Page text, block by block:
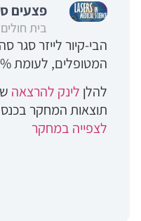
פצעים
בית
המטופלים, לעומת 16% בקבוצת הביקורת.
להלן לינק להרצאה
תוצאות המחקר
לצפייה במחקר